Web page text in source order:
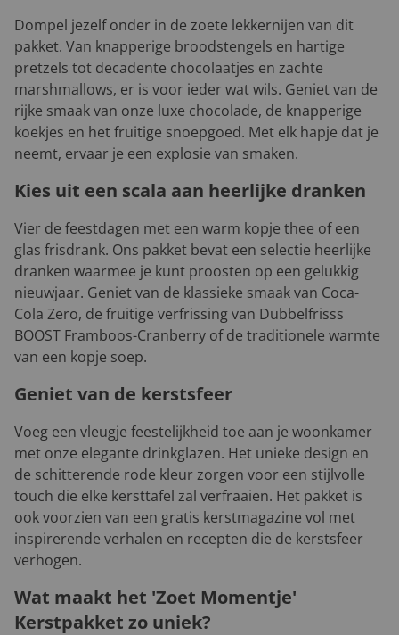
Dompel jezelf onder in de zoete lekkernijen van dit
pakket. Van knapperige broodstengels en hartige
pretzels tot decadente chocolaatjes en zachte
marshmallows, er is voor ieder wat wils. Geniet van de
rijke smaak van onze luxe chocolade, de knapperige
koekjes en het fruitige snoepgoed. Met elk hapje dat je
neemt, ervaar je een explosie van smaken.
Kies uit een scala aan heerlijke dranken
Vier de feestdagen met een warm kopje thee of een
glas frisdrank. Ons pakket bevat een selectie heerlijke
dranken waarmee je kunt proosten op een gelukkig
nieuwjaar. Geniet van de klassieke smaak van Coca-
Cola Zero, de fruitige verfrissing van Dubbelfrisss
BOOST Framboos-Cranberry of de traditionele warmte
van een kopje soep.
Geniet van de kerstsfeer
Voeg een vleugje feestelijkheid toe aan je woonkamer
met onze elegante drinkglazen. Het unieke design en
de schitterende rode kleur zorgen voor een stijlvolle
touch die elke kersttafel zal verfraaien. Het pakket is
ook voorzien van een gratis kerstmagazine vol met
inspirerende verhalen en recepten die de kerstsfeer
verhogen.
Wat maakt het 'Zoet Momentje'
Kerstpakket zo uniek?